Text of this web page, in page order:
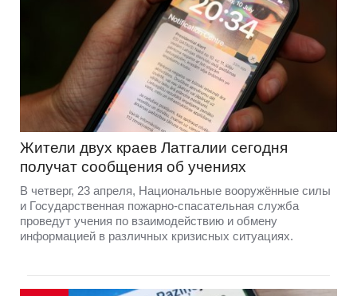
Жители двух краев Латгалии сегодня
получат сообщения об учениях
В четверг, 23 апреля, Национальные вооружённые силы
и Государственная пожарно-спасательная служба
проведут учения по взаимодействию и обмену
информацией в различных кризисных ситуациях.